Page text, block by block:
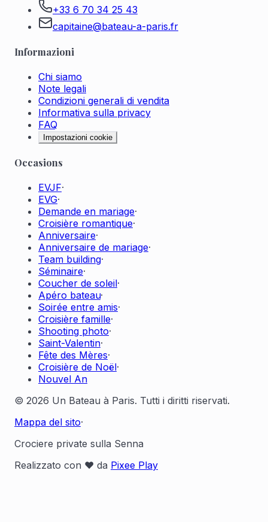
+33 6 70 34 25 43
capitaine@bateau-a-paris.fr
Informazioni
Chi siamo
Note legali
Condizioni generali di vendita
Informativa sulla privacy
FAQ
Impostazioni cookie
Occasions
EVJF·
EVG·
Demande en mariage·
Croisière romantique·
Anniversaire·
Anniversaire de mariage·
Team building·
Séminaire·
Coucher de soleil·
Apéro bateau·
Soirée entre amis·
Croisière famille·
Shooting photo·
Saint-Valentin·
Fête des Mères·
Croisière de Noël·
Nouvel An
© 2026 Un Bateau à Paris. Tutti i diritti riservati.
Mappa del sito·
Crociere private sulla Senna
Realizzato con ❤️ da Pixee Play